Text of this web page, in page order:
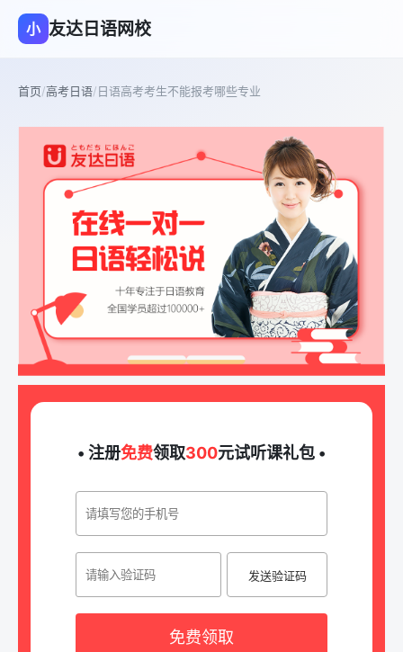
小 友达日语网校
首页/高考日语/日语高考考生不能报考哪些专业
• 注册免费领取300元试听课礼包 •
发送验证码
免费领取